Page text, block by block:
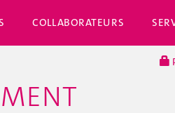
COLLABORATEURS